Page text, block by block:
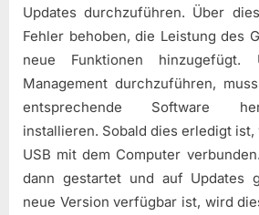
Updates durchzuführen. Über
Fehler behoben, die Leistung des
neue Funktionen
Management durchzuführen,
entsprechende Software
installieren. Sobald dies erledigt
USB mit dem Computer
dann gestartet und auf Updates
neue Version verfügbar ist, wird